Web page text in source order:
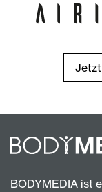
BODYMEDIA ist